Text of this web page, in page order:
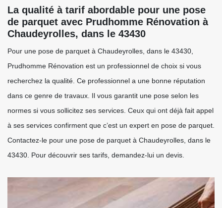
La qualité à tarif abordable pour une pose
de parquet avec Prudhomme Rénovation à
Chaudeyrolles, dans le 43430
Pour une pose de parquet à Chaudeyrolles, dans le 43430,
Prudhomme Rénovation est un professionnel de choix si vous
recherchez la qualité. Ce professionnel a une bonne réputation
dans ce genre de travaux. Il vous garantit une pose selon les
normes si vous sollicitez ses services. Ceux qui ont déjà fait appel
à ses services confirment que c’est un expert en pose de parquet.
Contactez-le pour une pose de parquet à Chaudeyrolles, dans le
43430. Pour découvrir ses tarifs, demandez-lui un devis.